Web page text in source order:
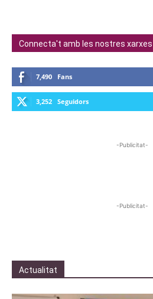
Connecta't amb les nostres xarxes
7,490 Fans
3,252 Seguidors
-Publicitat-
-Publicitat-
Actualitat